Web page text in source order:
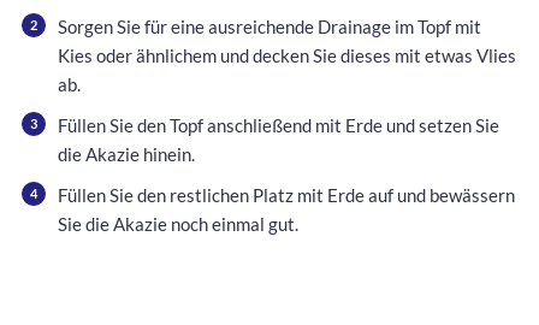
Sorgen Sie für eine ausreichende Drainage im Topf mit
Kies oder ähnlichem und decken Sie dieses mit etwas Vlies
ab.
Füllen Sie den Topf anschließend mit Erde und setzen Sie
die Akazie hinein.
Füllen Sie den restlichen Platz mit Erde auf und bewässern
Sie die Akazie noch einmal gut.